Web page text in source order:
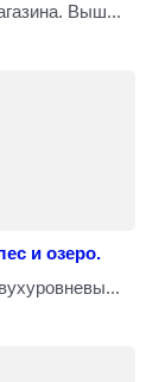
Выш...
и озеро.